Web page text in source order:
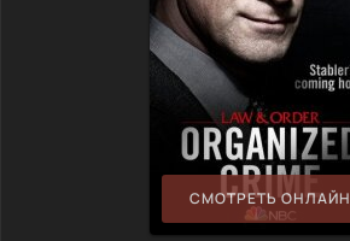
СМОТРЕТЬ ОНЛАЙН